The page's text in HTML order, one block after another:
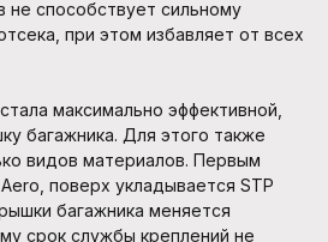
не способствует сильному
при этом избавляет от всех
максимально эффективной,
багажника. Для этого также
видов материалов. Первым
поверх укладывается STP
багажника меняется
срок службы креплений не